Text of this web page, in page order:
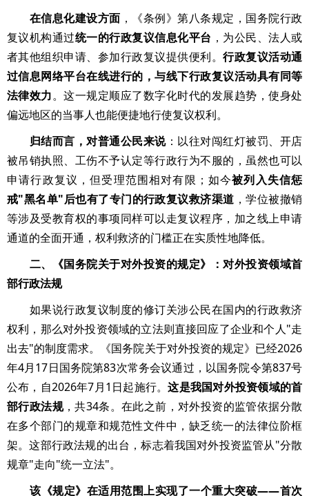
在信息化建设方面 ，《条例》第八条规定，国务院行政
复议机构通过统一的行政复议信息化平台 ，为公民、法人或
者其他组织申请、参加行政复议提供便利。行政复议活动通
过信息网络平台在线进行的，与线下行政复议活动具有同等
法律效力。这一规定顺应了数字化时代的发展趋势，使身处
偏远地区的当事人也能便捷地行使复议权利。
归结而言，对普通公民来说：以往对闯红灯被罚、开店
被吊销执照、工伤不予认定等行政行为不服的，虽然也可以
申请行政复议，但受理范围相对有限；如今被列入失信惩
戒"黑名单"后也有了专门的行政复议救济渠道 ，学位被撤销
等涉及受教育权的事项同样可以走复议程序，加之线上申请
通道的全面开通，权利救济的门槛正在实质性地降低。
二、《国务院关于对外投资的规定》：对外投资领域首
部行政法规
如果说行政复议制度的修订关涉公民在国内的行政救济
权利，那么对外投资领域的立法则直接回应了企业和个人"走
出去"的制度需求。《国务院关于对外投资的规定》已经2026
年4月17日国务院第83次常务会议通过，以国务院令第837号
公布，自2026年7月1日起施行。这是我国对外投资领域的首
部行政法规，共34条。在此之前，对外投资的监管依据分散
在多个部门的规章和规范性文件中，缺乏统一的法律位阶框
架。这部行政法规的出台，标志着我国对外投资监管从"分散
规章"走向"统一立法"。
该《规定》在适用范围上实现了一个重大突破——首次